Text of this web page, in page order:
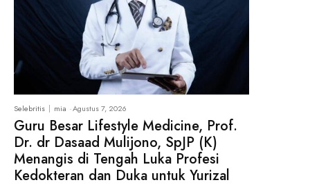
Selebritis mia -Agustus 7, 2026
Guru Besar Lifestyle Medicine, Prof.
Dr. dr Dasaad Mulijono, SpJP (K)
Menangis di Tengah Luka Profesi
Kedokteran dan Duka untuk Yurizal